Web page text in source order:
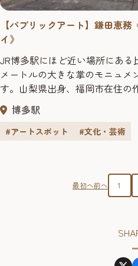
【パブリックアート】鎌田恵
イ》
JR博多駅にほど近い場所にあ
メートルの大きな掌のモニュメ
す。山梨県出身、福岡市在住の
クアート作品を手掛け、また、
デュース活動も行っている彫刻
関口、福岡での出会いや別れが
博多駅
#アートスポット #文化・芸術
最初へ前へ 1